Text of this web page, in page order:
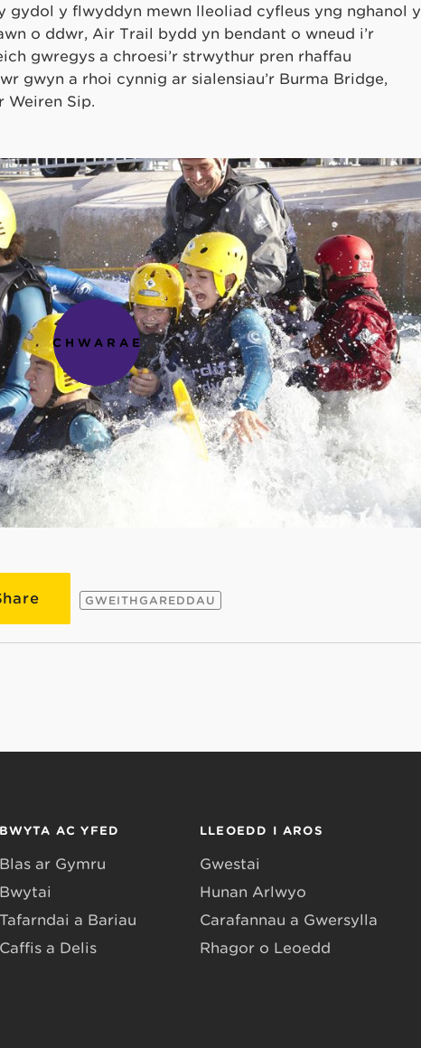
gydol y flwyddyn mewn lleoliad cyfleus yng nghanol y
o ddŵr, Air Trail bydd yn bendant o wneud i’r
gwregys a chroesi’r strwythur pren rhaffau
gwyn a rhoi cynnig ar sialensiau’r Burma Bridge,
Weiren Sip.
CHWARAE
GWEITHGAREDDAU
BWYTA AC YFED
Blas ar Gymru
Bwytai
Tafarndai a Bariau
Caffis a Delis
LLEOEDD I AROS
Gwestai
Hunan Arlwyo
Carafannau a Gwersylla
Rhagor o Leoedd